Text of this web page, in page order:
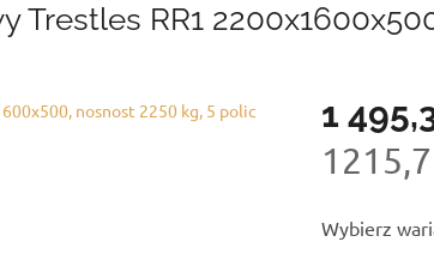
Trestles RR1
1
jednostkowa:
Wybierz